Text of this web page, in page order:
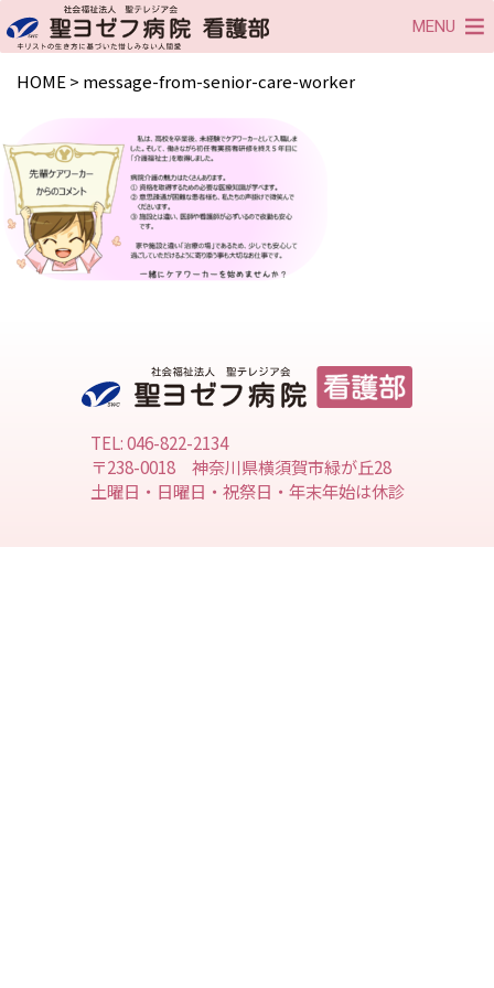
MENU
HOME > message-from-senior-care-worker
TEL: 046-822-2134
〒238-0018 神奈川県横須賀市緑が丘28
土曜日・日曜日・祝祭日・年末年始は休診